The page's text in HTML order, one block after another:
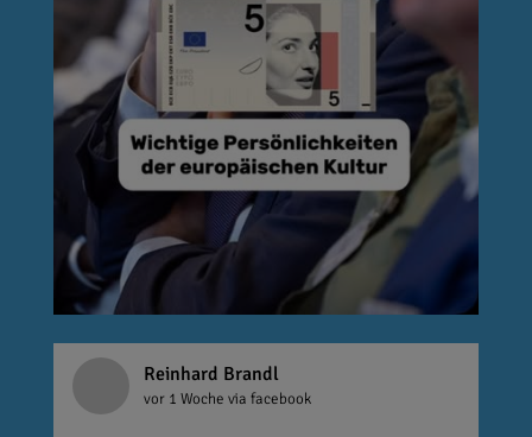
Reinhard Brandl
vor 1 Woche via facebook